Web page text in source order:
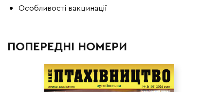
Особливості вакцинації
ПОПЕРЕДНІ НОМЕРИ